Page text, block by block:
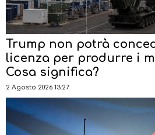
Trump non potrà
licenza per produrre i
Cosa significa?
2 Agosto 2026 13:27